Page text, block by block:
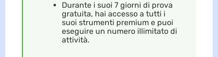
Durante i suoi 7 giorni di prova
gratuita, hai accesso a tutti i
suoi strumenti premium e puoi
eseguire un numero illimitato di
attività.